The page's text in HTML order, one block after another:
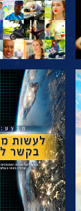
בדוק את